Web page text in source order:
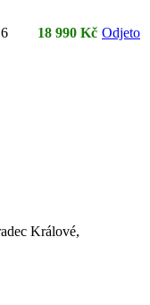
6 18 990 Kč Odjeto
Králové,